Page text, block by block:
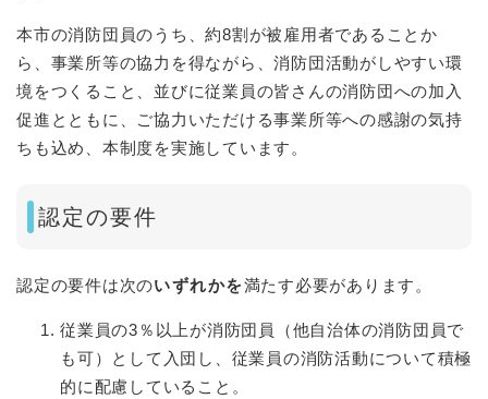
本市の消防団員のうち、約8割が被雇用者であることか
ら、事業所等の協力を得ながら、消防団活動がしやすい環
境をつくること、並びに従業員の皆さんの消防団への加入
促進とともに、ご協力いただける事業所等への感謝の気持
ちも込め、本制度を実施しています。
認定の要件
認定の要件は次のいずれかを満たす必要があります。
従業員の3％以上が消防団員（他自治体の消防団員で
も可）として入団し、従業員の消防活動について積極
的に配慮していること。